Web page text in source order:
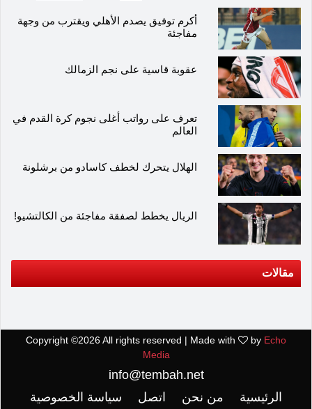
أكرم توفيق يصدم الأهلي ويقترب من وجهة
مفاجئة
عقوبة قاسية على نجم الزمالك
تعرف على رواتب أغلى نجوم كرة القدم في
العالم
الهلال يتحرك لخطف كاسادو من برشلونة
الريال يخطط لصفقة مفاجئة من الكالتشيو!
مقالات
Copyright ©2026 All rights reserved | Made with by Echo
Media
info@tembah.net
الرئيسية
من نحن اتصل سياسة الخصوصية